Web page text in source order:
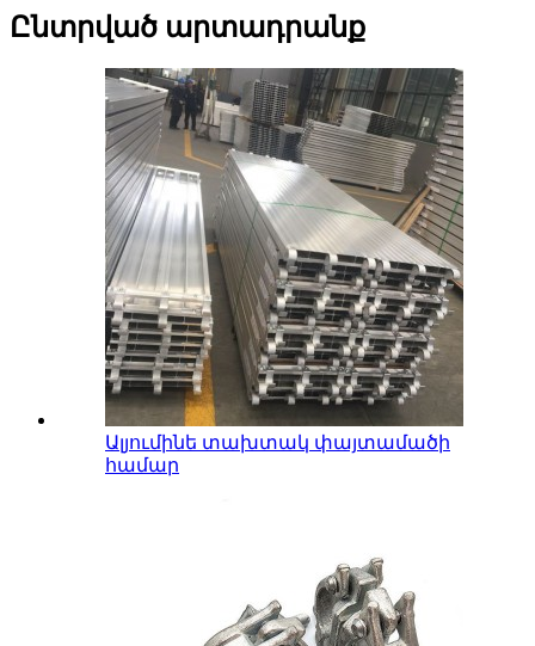
Ընտրված արտադրանք
Ալյումինե տախտակ փայտամածի
համար